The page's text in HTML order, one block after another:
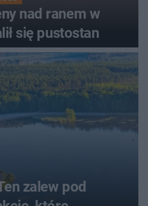
nad ranem w
się pustostan
zalew pod